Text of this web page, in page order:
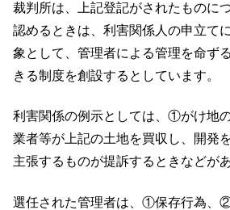
裁判所は、上記登記がされたものに
認めるときは、利害関係人の申立て
象として、管理者による管理を命ず
きる制度を創設するとしています。
利害関係の例示としては、①がけ地
業者等が上記の土地を買収し、開発
主張するものが提訴するときなどが
選任された管理者は、①保存行為、